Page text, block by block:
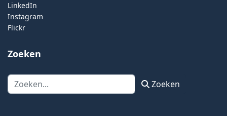
LinkedIn
Instagram
Flickr
Zoeken
Zoeken Zoeken